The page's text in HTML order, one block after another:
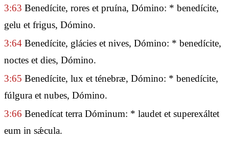
3:63 Benedícite, rores et pruína, Dómino: * benedícite,
gelu et frigus, Dómino.
3:64 Benedícite, glácies et nives, Dómino: * benedícite,
noctes et dies, Dómino.
3:65 Benedícite, lux et ténebræ, Dómino: * benedícite,
fúlgura et nubes, Dómino.
3:66 Benedícat terra Dóminum: * laudet et superexáltet
eum in sǽcula.